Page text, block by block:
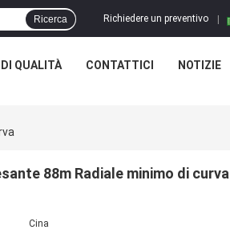
Richiedere un preventivo
Ricerca
QUALITÀ CONTATTICI NOTIZIE
88m Radiale minimo di curva
Cina